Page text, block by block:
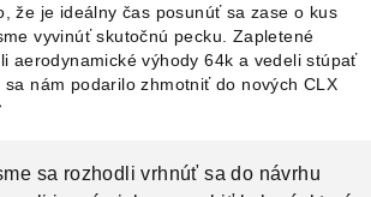
že je ideálny čas posunúť sa zase o kus
vyvinúť skutočnú pecku. Zapletené
aerodynamické výhody 64k a vedeli stúpať
sa nám podarilo zhmotniť do nových CLX
sa rozhodli vrhnúť sa do návrhu